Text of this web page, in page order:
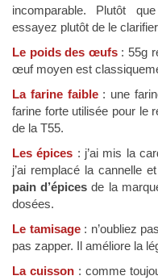
incomparable. Plutôt
essayez plutôt de le
Le poids des œufs: 55g
œuf moyen est
La farine faible: une
farine forte utilisée pour le
de la T55.
Les épices : j’ai mis la
j’ai remplacé la cannelle
pain d’épices de la
dosées.
Le tamisage: n’oubliez
pas zapper. Il améliore la
La cuisson : comme